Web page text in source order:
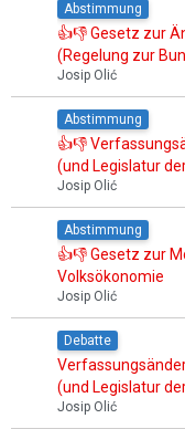
Abstimmung
👍👎 Gesetz zur
(Regelung zur
Josip Olić
Abstimmung
👍👎
(und Legislatur
Josip Olić
Abstimmung
👍👎 Gesetz zur
Volksökonomie
Josip Olić
Debatte
(und Legislatur
Josip Olić